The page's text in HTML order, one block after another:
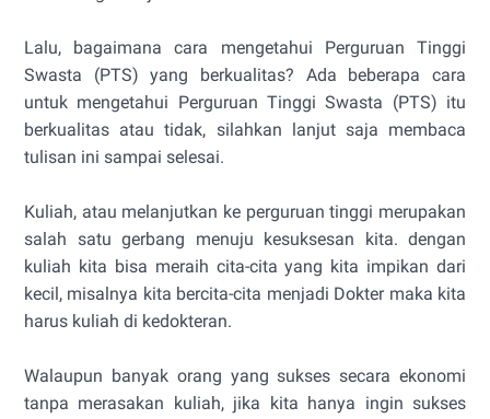
Lalu, bagaimana cara mengetahui Perguruan Tinggi
Swasta (PTS) yang berkualitas? Ada beberapa cara
untuk mengetahui Perguruan Tinggi Swasta (PTS) itu
berkualitas atau tidak, silahkan lanjut saja membaca
tulisan ini sampai selesai.
Kuliah, atau melanjutkan ke perguruan tinggi merupakan
salah satu gerbang menuju kesuksesan kita. dengan
kuliah kita bisa meraih cita-cita yang kita impikan dari
kecil, misalnya kita bercita-cita menjadi Dokter maka kita
harus kuliah di kedokteran.
Walaupun banyak orang yang sukses secara ekonomi
tanpa merasakan kuliah, jika kita hanya ingin sukses